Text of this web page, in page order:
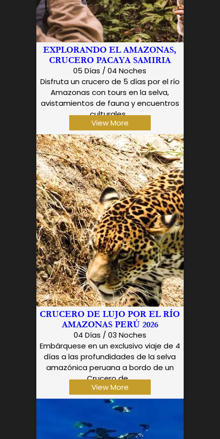
EXPLORANDO EL AMAZONAS,
CRUCERO PACAYA SAMIRIA
05 Días / 04 Noches
Disfruta un crucero de 5 días por el río
Amazonas con tours en la selva,
avistamientos de fauna y encuentros
culturales...
View More
CRUCERO DE LUJO POR EL RÍO
AMAZONAS PERÚ 2026
04 Días / 03 Noches
Embárquese en un exclusivo viaje de 4
días a las profundidades de la selva
amazónica peruana a bordo de un
Crucero de...
View More